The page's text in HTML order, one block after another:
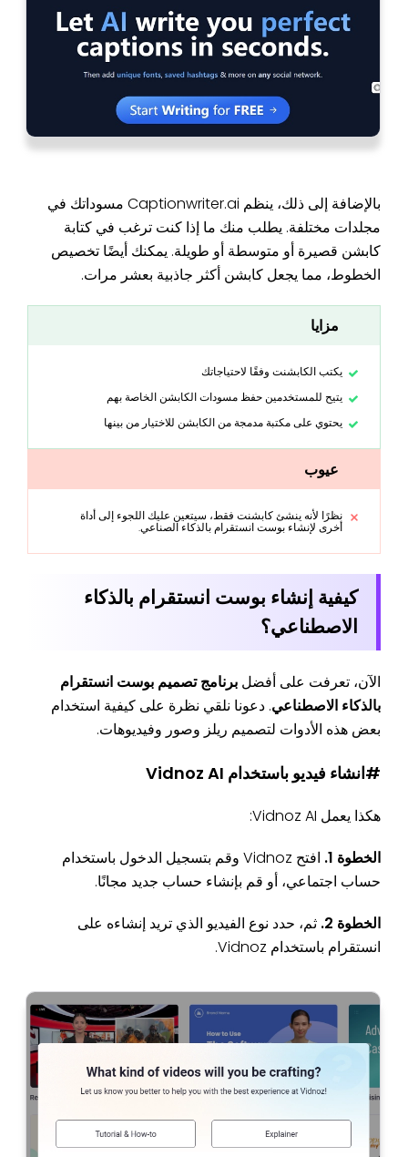
بالإضافة إلى ذلك، ينظم Captionwriter.ai مسوداتك في
مجلدات مختلفة. يطلب منك ما إذا كنت ترغب في كتابة
كابشن قصيرة أو متوسطة أو طويلة. يمكنك أيضًا تخصيص
الخطوط، مما يجعل كابشن أكثر جاذبية بعشر مرات.
مزايا
يكتب الكابشنت وفقًا لاحتياجاتك
يتيح للمستخدمين حفظ مسودات الكابشن الخاصة بهم
يحتوي على مكتبة مدمجة من الكابشن للاختيار من بينها
عيوب
نظرًا لأنه ينشئ كابشنت فقط، سيتعين عليك اللجوء إلى أداة
أخرى لإنشاء بوست انستقرام بالذكاء الصناعي.
كيفية إنشاء بوست انستقرام بالذكاء
الاصطناعي؟
الآن، تعرفت على أفضل برنامج تصميم بوست انستقرام
بالذكاء الاصطناعي. دعونا نلقي نظرة على كيفية استخدام
بعض هذه الأدوات لتصميم ريلز وصور وفيديوهات.
#انشاء فيديو باستخدام Vidnoz AI
هكذا يعمل Vidnoz AI:
الخطوة 1.
افتح Vidnoz وقم بتسجيل الدخول باستخدام
حساب اجتماعي، أو قم بإنشاء حساب جديد مجانًا.
الخطوة 2.
ثم، حدد نوع الفيديو الذي تريد إنشاءه على
انستقرام باستخدام Vidnoz.